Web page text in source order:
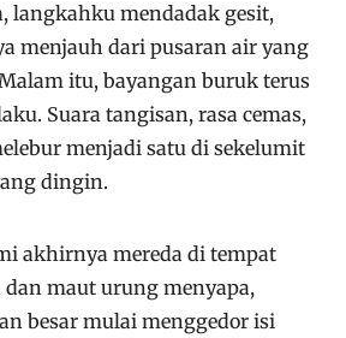
langkahku mendadak gesit,
menjauh dari pusaran air yang
itu, bayangan buruk terus
Suara tangisan, rasa cemas,
menjadi satu di sekelumit
dingin.
akhirnya mereda di tempat
maut urung menyapa,
besar mulai menggedor isi